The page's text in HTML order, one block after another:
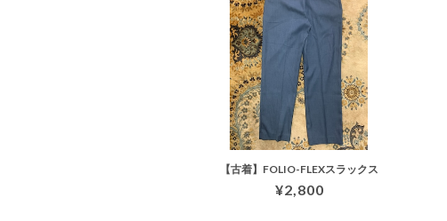
【古着】FOLIO-FLEXスラックス
¥2,800